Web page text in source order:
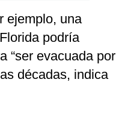
ejemplo, una
podría
“ser evacuada por
décadas, indica